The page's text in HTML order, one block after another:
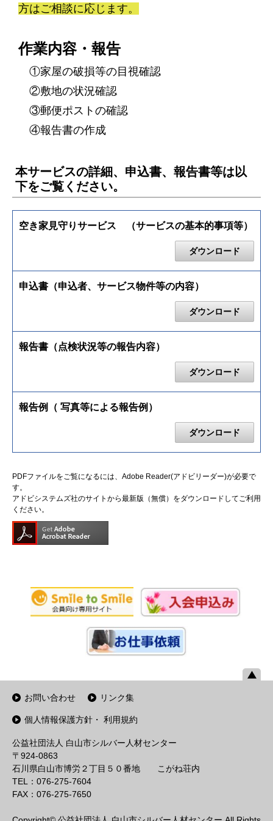
方はご相談に応じます。
作業内容・報告
①家屋の破損等の目視確認
②敷地の状況確認
③郵便ポストの確認
④報告書の作成
本サービスの詳細、申込書、報告書等は以
下をご覧ください。
空き家見守りサービス （サービスの基本的事項等）
ダウンロード
申込書（申込者、サービス物件等の内容）
ダウンロード
報告書（点検状況等の報告内容）
ダウンロード
報告例（ 写真等による報告例）
ダウンロード
PDFファイルをご覧になるには、Adobe Reader(アドビリーダー)が必要で
す。
アドビシステムズ社のサイトから最新版（無償）をダウンロードしてご利用
ください。
お問い合わせ リンク集
個人情報保護方針・ 利用規約
公益社団法人 白山市シルバー人材センター
〒924-0863
石川県白山市博労２丁目５０番地 こがね荘内
TEL：076-275-7604
FAX：076-275-7650